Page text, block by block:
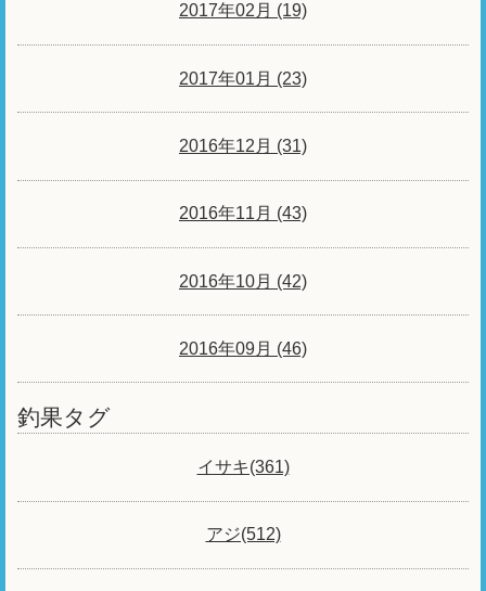
2017年02月 (19)
2017年01月 (23)
2016年12月 (31)
2016年11月 (43)
2016年10月 (42)
2016年09月 (46)
釣果タグ
イサキ(361)
アジ(512)